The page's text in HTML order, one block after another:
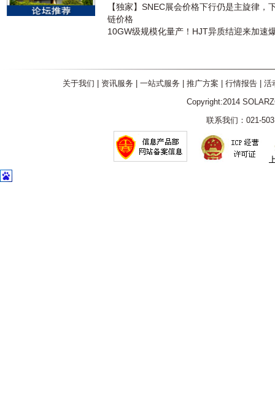
【独家】SNEC展会价格下行仍是主旋律，
链价格
10GW级规模化量产！HJT异质结迎来加速
关于我们 资讯服务 一站式服务 推广方案 行情报告| 活
Copyright:2014
联系我们：021-